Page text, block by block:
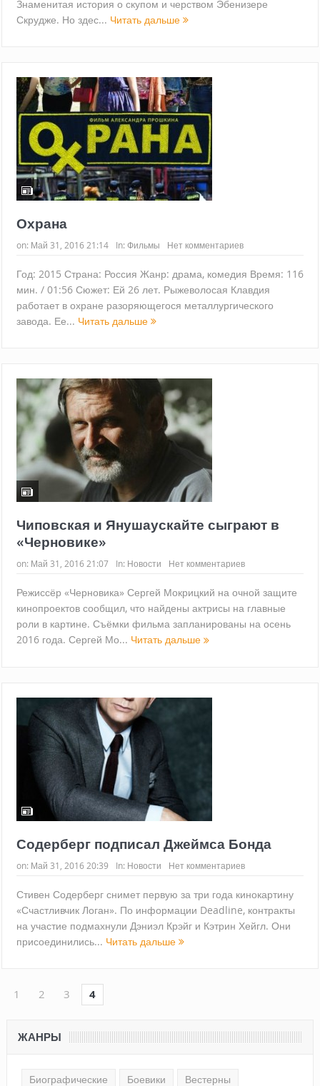
Знаменитая история о скупом и черством Эбенизере
Скрудже. Но здес... Читать дальше
Охрана
on: Май 31, 2016 21:14 In: Фильмы Нет комментариев
Год: 2015 Страна: Россия Жанр: драма, комедия Время: 116
мин. / 01:56 Сюжет: Ей 26 лет. Рыжеволосая Клавдия
работает в охране разоряющегося металлургического
завода. Ее... Читать дальше
Чиповская и Янушаускайте сыграют в
«Черновике»
on: Май 31, 2016 21:07 In: Новости Нет комментариев
Режиссёр «Черновика» Сергей Мокрицкий на очной защите
кинопроектов сообщил, что найдены актрисы на главные
роли в картине. Съёмки фильма запланированы на осень
2016 года. Сергей Мо... Читать дальше
Содерберг подписал Джеймса Бонда
on: Май 31, 2016 20:39 In: Новости Нет комментариев
Стивен Содерберг снимет первую за три года кинокартину
«Счастливчик Логан». По информации Deadline, контракты
на участие подмахнули Дэниэл Крэйг и Кэтрин Хейгл. Они
присоединились... Читать дальше
1 2 3 4
ЖАНРЫ
Биографические Боевики Вестерны